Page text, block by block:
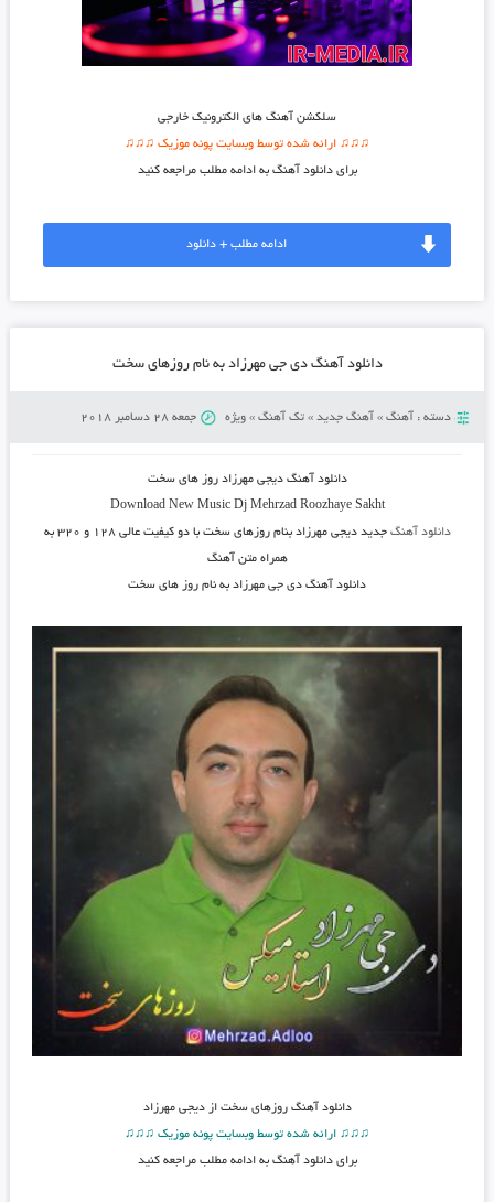
سلکشن آهنگ های الکترونیک خارجی
♫♫♫ ارائه شده توسط وبسایت پونه موزیک ♫♫♫
برای دانلود آهنگ به ادامه مطلب مراجعه کنید
ادامه مطلب + دانلود
دانلود آهنگ دی جی مهرزاد به نام روزهای سخت
دسته : آهنگ» آهنگ جدید» تک آهنگ» ویژه جمعه 28 دسامبر 2018
دانلود آهنگدیجی مهرزاد روز های سخت
Download New Music Dj Mehrzad Roozhaye Sakht
دانلود آهنگ جدید دیجی مهرزاد بنام روزهای سخت
با دو کیفیت عالی ۱۲۸ و ۳۲۰ به
همراه متن آهنگ
دانلود آهنگ دی جی مهرزاد به نام روز های سخت
دانلود آهنگ روزهای سخت از دیجی مهرزاد
♫♫♫ ارائه شده توسط وبسایت پونه موزیک ♫♫♫
برای دانلود آهنگ به ادامه مطلب مراجعه کنید